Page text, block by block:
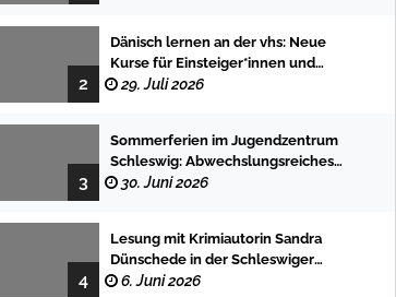
2
Dänisch lernen an der vhs: Neue
Kurse für Einsteiger*innen und
Fortgeschrittene
29. Juli 2026
3
Sommerferien im Jugendzentrum
Schleswig: Abwechslungsreiches
Programm für Kinder und Jugendliche
30. Juni 2026
4
Lesung mit Krimiautorin Sandra
Dünschede in der Schleswiger
Stadtbücherei
6. Juni 2026